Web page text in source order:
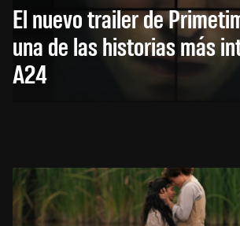
El nuevo trailer de
una de las historias más
A24